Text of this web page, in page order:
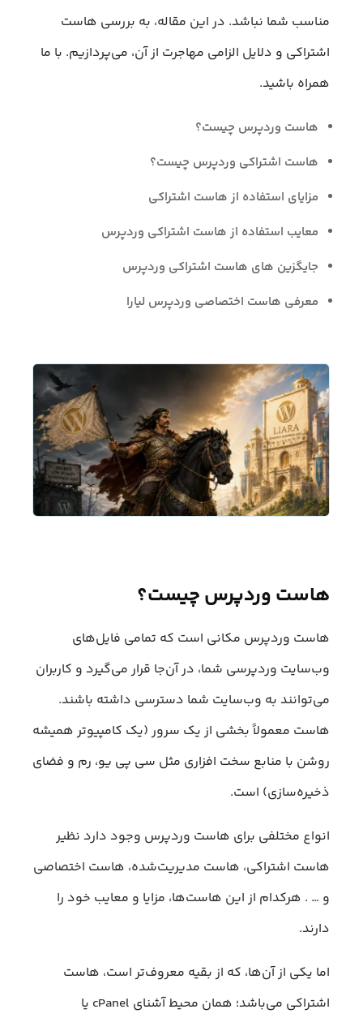
مناسب شما نباشد. در این مقاله، به بررسی هاست
اشتراکی و دلایل الزامی مهاجرت از آن، می‌پردازیم. با ما
همراه باشید.
هاست وردپرس چیست؟
هاست اشتراکی وردپرس چیست؟
مزایای استفاده از هاست اشتراکی
معایب استفاده از هاست اشتراکی وردپرس
جایگزین های هاست اشتراکی وردپرس
معرفی هاست اختصاصی وردپرس لیارا
هاست وردپرس چیست؟
هاست وردپرس مکانی است که تمامی فایل‌های
وب‌سایت وردپرسی شما، در آن‌جا قرار می‌گیرد و کاربران
می‌توانند به وب‌سایت شما دسترسی داشته باشند.
هاست معمولاً بخشی از یک سرور (یک کامپیوتر همیشه
روشن با منابع سخت افزاری مثل سی پی یو، رم و فضای
ذخیره‌سازی) است.
انواع مختلفی برای هاست وردپرس وجود دارد نظیر
هاست اشتراکی، هاست مدیریت‌شده، هاست اختصاصی
و … . هرکدام از این هاست‌ها، مزایا و معایب خود را
دارند.
اما یکی از آن‌ها، که از بقیه معروف‌تر است، هاست
اشتراکی می‌باشد؛ همان محیط آشنای cPanel یا